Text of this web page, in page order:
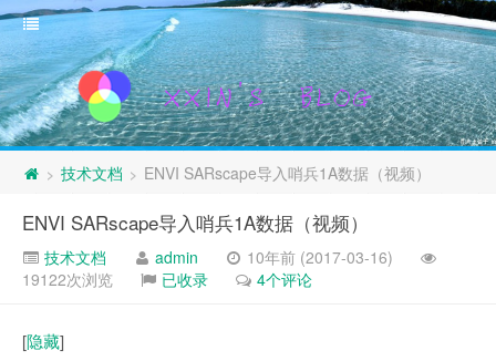
> 技术文档 > ENVI SARscape导入哨兵1A数据（视频）
ENVI SARscape导入哨兵1A数据（视频）
技术文档 admin
10年前 (2017-03-16)
19122次浏览
已收录 4个评论
[隐藏]